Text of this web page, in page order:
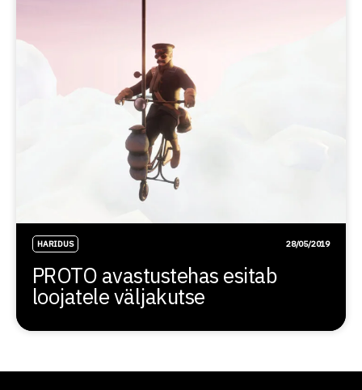
HARIDUS 28/05/2019
PROTO avastustehas esitab
loojatele väljakutse